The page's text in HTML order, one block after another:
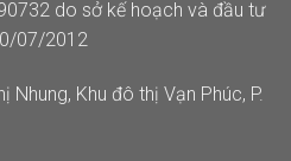
do sở kế hoạch và đầu tư
07/2012
Nhung, Khu đô thị Vạn Phúc, P.